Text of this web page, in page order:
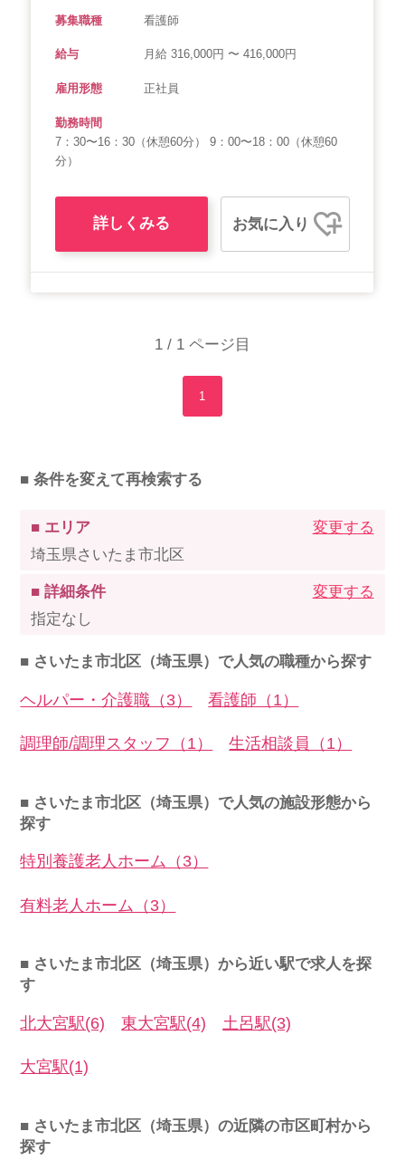
募集職種 看護師
給与 月給 316,000円 〜 416,000円
雇用形態 正社員
勤務時間
7：30〜16：30（休憩60分） 9：00〜18：00（休憩60
分）
詳しくみる お気に入り
1 / 1 ページ目
1
■ 条件を変えて再検索する
■ エリア
埼玉県さいたま市北区
変更する
■ 詳細条件
指定なし
変更する
■ さいたま市北区（埼玉県）で人気の職種から探す
ヘルパー・介護職（3） 看護師（1）
調理師/調理スタッフ（1） 生活相談員（1）
■ さいたま市北区（埼玉県）で人気の施設形態から
探す
特別養護老人ホーム（3）
有料老人ホーム（3）
■ さいたま市北区（埼玉県）から近い駅で求人を探
す
北大宮駅(6) 東大宮駅(4) 土呂駅(3)
大宮駅(1)
■ さいたま市北区（埼玉県）の近隣の市区町村から
探す